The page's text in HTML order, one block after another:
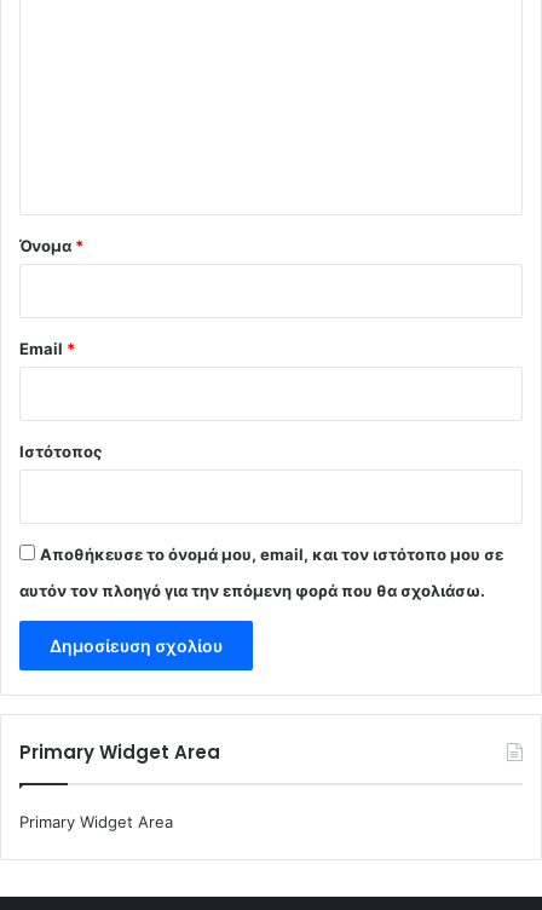
Όνομα *
Email *
Ιστότοπος
Αποθήκευσε το όνομά μου, email, και τον ιστότοπο μου σε
αυτόν τον πλοηγό για την επόμενη φορά που θα σχολιάσω.
Primary Widget Area
Primary Widget Area